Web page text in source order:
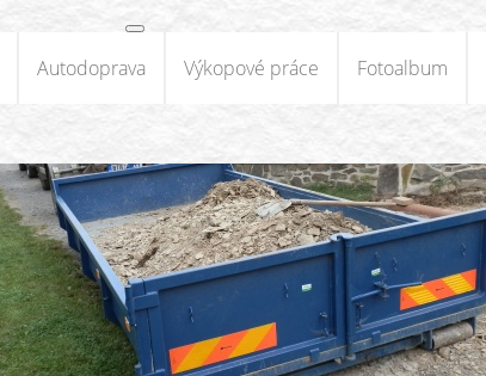
Autodoprava Výkopové práce Fotoalbum